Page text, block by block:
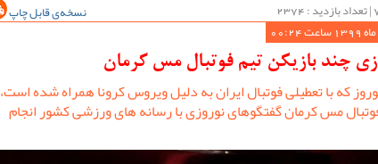
نسخه‌ی قابل چاپ
چند بازیکن تیم فوتبال مس کرمان
که با تعطیلی فوتبال ایران به دلیل ویروس کرونا همراه شده است،
مس کرمان گفتگوهای نوروزی با رسانه های ورزشی کشور انجام